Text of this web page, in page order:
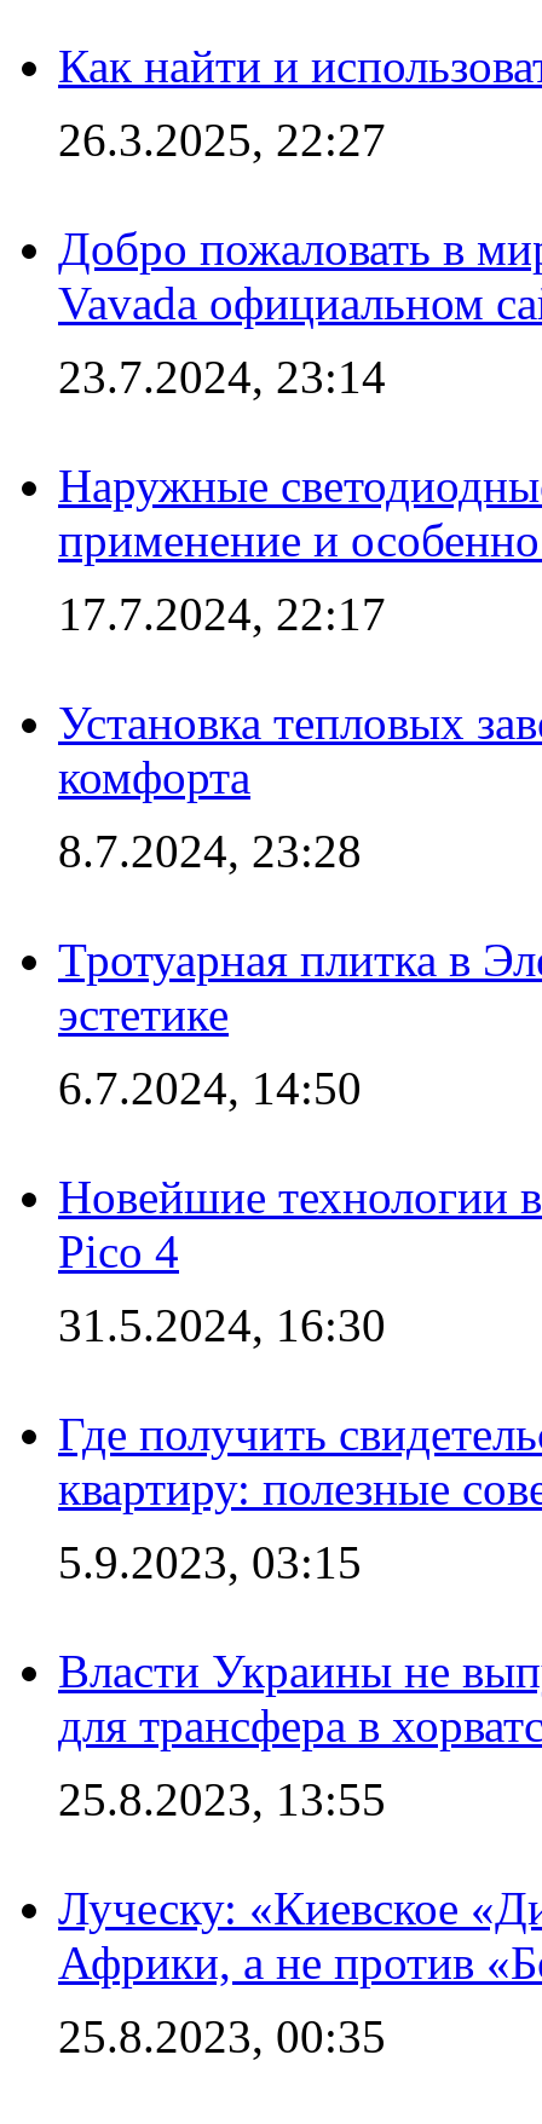
Как найти и
26.3.2025, 22:27
Добро пожаловать в
Vavada официальном
23.7.2024, 23:14
Наружные
применение и
17.7.2024, 22:17
Установка тепловых
комфорта
8.7.2024, 23:28
Тротуарная плитка в
эстетике
6.7.2024, 14:50
Новейшие технологии
Pico 4
31.5.2024, 16:30
Где получить
квартиру: полезные
5.9.2023, 03:15
Власти Украины не
для трансфера в
25.8.2023, 13:55
Луческу: «Киевское
Африки, а не против
25.8.2023, 00:35